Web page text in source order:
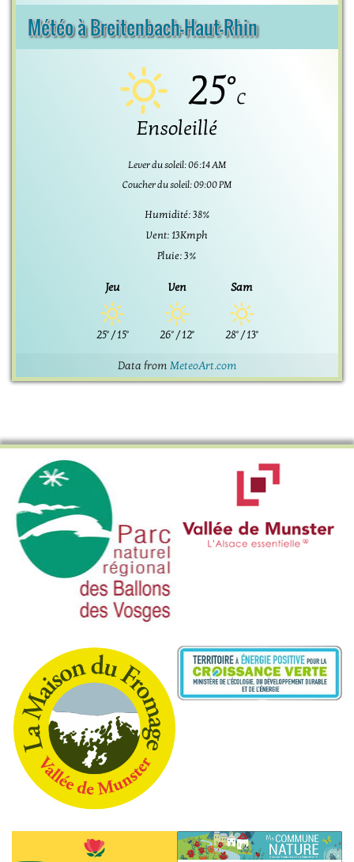
Météo à Breitenbach-Haut-Rhin
25°C
Ensoleillé
Lever du soleil: 06:14 AM
Coucher du soleil: 09:00 PM
Humidité: 38%
Vent: 13Kmph
Pluie: 3%
Jeu
25° / 15°
Ven
26°/12°
Sam
28°/13°
Data from MeteoArt.com